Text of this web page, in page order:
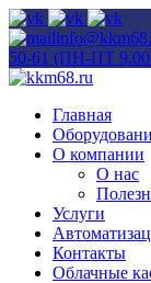
50-61 (ПН-ПТ
Главная
О компании
О нас
Услуги
Контакты
Облачные